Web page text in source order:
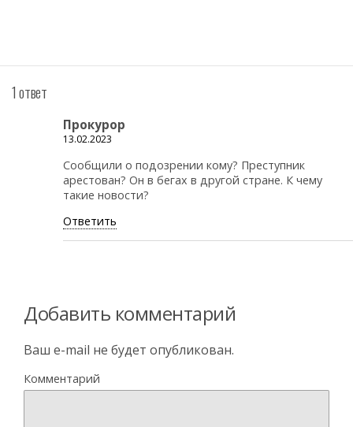
1 ответ
Прокурор
13.02.2023
Сообщили о подозрении кому? Преступник
арестован? Он в бегах в другой стране. К чему
такие новости?
Ответить
Добавить комментарий
Ваш e-mail не будет опубликован.
Комментарий